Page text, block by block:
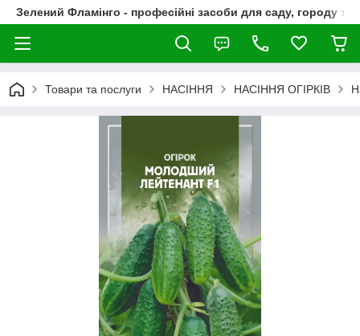
Зелений Фламінго - професійні засоби для саду, городу та
Товари та послуги НАСІННЯ НАСІННЯ ОГІРКІВ